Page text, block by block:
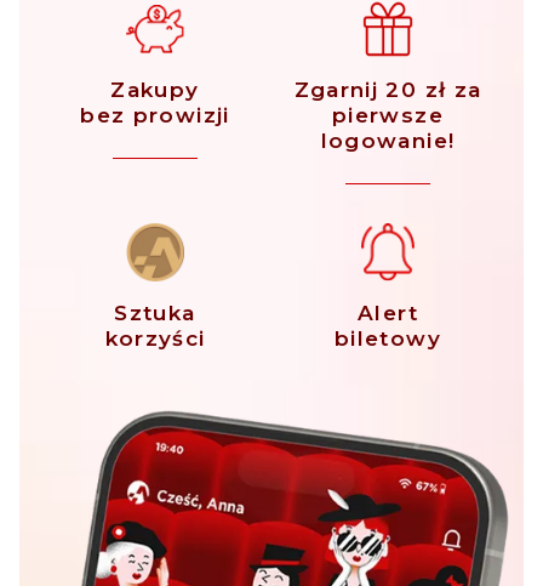
Zakupy
bez prowizji
Zgarnij 20 zł za
pierwsze
logowanie!
Sztuka
korzyści
Alert
biletowy